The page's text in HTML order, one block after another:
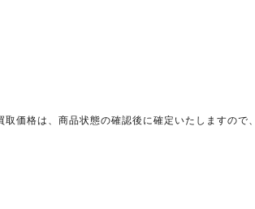
価格は、商品状態の確認後に確定いたしますので、